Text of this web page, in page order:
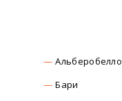
Альберобелло
Бари